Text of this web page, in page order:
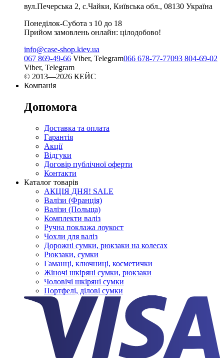
вул.Печерська 2, с.Чайки, Київська обл., 08130 Україна
Понеділок-Субота з 10 до 18
Прийом замовлень онлайн: цілодобово!
info@case-shop.kiev.ua
067 869-49-66 Viber, Telegram066 678-77-77093 804-69-02
Viber, Telegram
© 2013—2026 КЕЙС
Компанія
Допомога
Доставка та оплата
Гарантія
Акції
Відгуки
Договір публічної оферти
Контакти
Каталог товарів
АКЦІЯ ДНЯ! SALE
Валізи (Франція)
Валізи (Польща)
Комплекти валіз
Ручна поклажа лоукост
Чохли для валіз
Дорожні сумки, рюкзаки на колесах
Рюкзаки, сумки
Гаманці, ключниці, косметички
Жіночі шкіряні сумки, рюкзаки
Чоловічі шкіряні сумки
Портфелі, ділові сумки